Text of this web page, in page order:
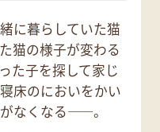
に暮らしていた猫
猫の様子が変わる
た子を探して家じ
床のにおいをかい
なくなる——。